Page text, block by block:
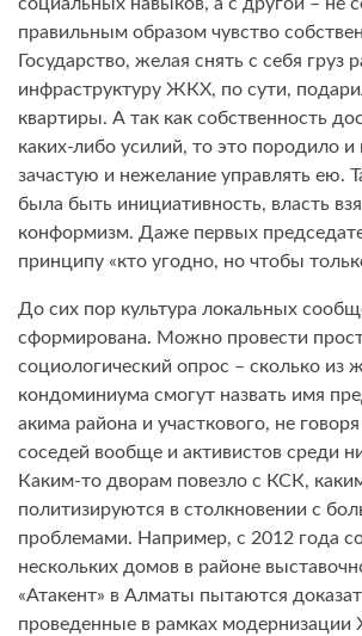
социальных навыков, а с другой – не
правильным образом чувство
Государство, желая снять с себя груз
инфраструктуру ЖКХ, по сути,
квартиры. А так как собственность
каких-либо усилий, то это породило и
зачастую и нежелание управлять ею.
была быть инициативность, власть
конформизм. Даже первых
принципу «кто угодно, но чтобы
До сих пор культура локальных
сформирована. Можно провести
социологический опрос – сколько из
кондоминиума смогут назвать имя
акима района и участкового, не
соседей вообще и активистов среди
Каким-то дворам повезло с КСК,
политизируются в столкновении с
проблемами. Например, с 2012 года
нескольких домов в районе
«Атакент» в Алматы пытаются
проведенные в рамках